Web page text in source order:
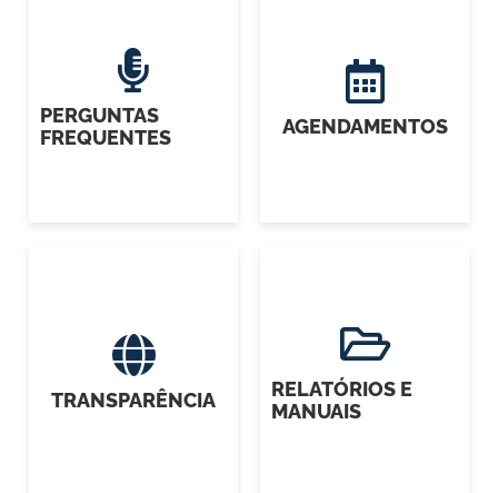
PERGUNTAS
FREQUENTES
AGENDAMENTOS
TRANSPARÊNCIA
RELATÓRIOS E
MANUAIS